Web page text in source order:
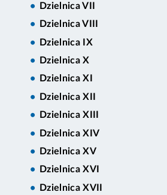
Dzielnica VII
Dzielnica VIII
Dzielnica IX
Dzielnica X
Dzielnica XI
Dzielnica XII
Dzielnica XIII
Dzielnica XIV
Dzielnica XV
Dzielnica XVI
Dzielnica XVII